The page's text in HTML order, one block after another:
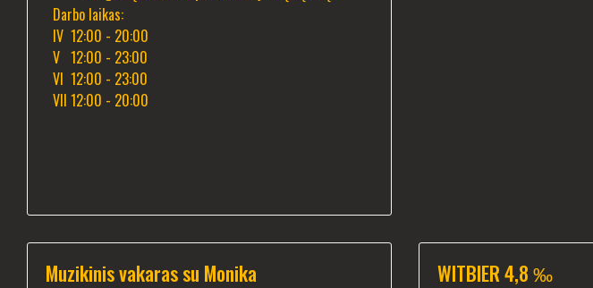
Darbo laikas:
IV 12:00 - 20:00
V 12:00 - 23:00
VI 12:00 - 23:00
VII 12:00 - 20:00
Muzikinis vakaras su Monika WITBIER 4,8 ‰